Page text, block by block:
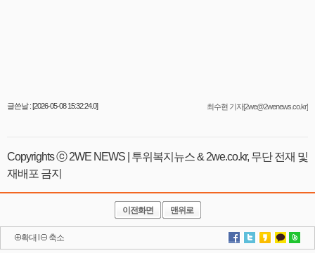
글쓴날 : [2026-05-08 15:32:24.0] 최수현 기자[2we@2wenews.co.kr]
Copyrights ⓒ 2WE NEWS | 투위복지뉴스 & 2we.co.kr, 무단 전재 및
재배포 금지
이전화면 맨위로
확대 축소